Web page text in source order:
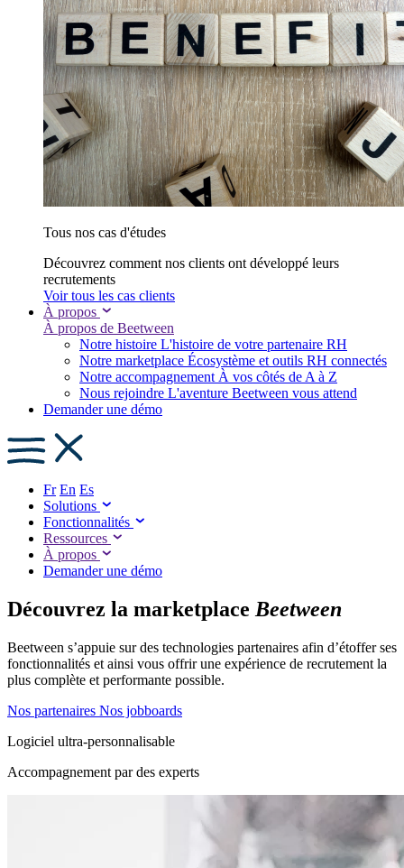
Tous nos cas d'études
Découvrez comment nos clients ont développé leurs
recrutements
Voir tous les cas clients
À propos
À propos de Beetween
Notre histoire L'histoire de votre partenaire RH
Notre marketplace Écosystème et outils RH connectés
Notre accompagnement À vos côtés de A à Z
Nous rejoindre L'aventure Beetween vous attend
Demander une démo
Fr En Es
Solutions
Fonctionnalités
Ressources
À propos
Demander une démo
Découvrez la marketplace Beetween
Beetween s’appuie sur des technologies partenaires afin d’étoffer ses
fonctionnalités et ainsi vous offrir une expérience de recrutement la
plus complète et performante possible.
Nos partenaires Nos jobboards
Logiciel ultra-personnalisable
Accompagnement par des experts